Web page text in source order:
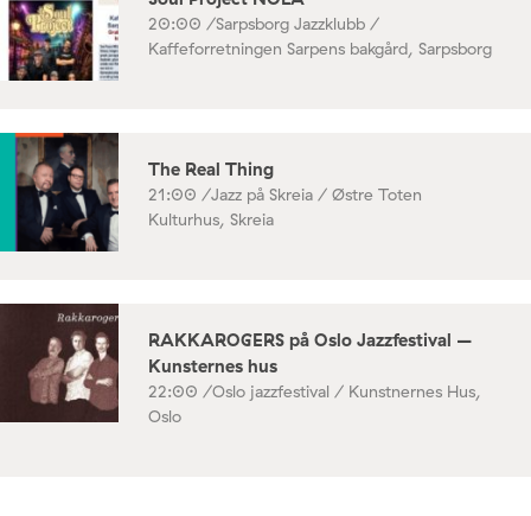
20:00 /Sarpsborg Jazzklubb /
Kaffeforretningen Sarpens bakgård, Sarpsborg
The Real Thing
21:00 /Jazz på Skreia / Østre Toten
Kulturhus, Skreia
RAKKAROGERS på Oslo Jazzfestival –
Kunsternes hus
22:00 /Oslo jazzfestival / Kunstnernes Hus,
Oslo